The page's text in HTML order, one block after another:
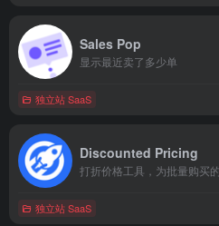
Sales Pop
显示最近卖了多少单
独立站 SaaS
Discounted Pricing
打折价格工具，为批量购买
独立站 SaaS